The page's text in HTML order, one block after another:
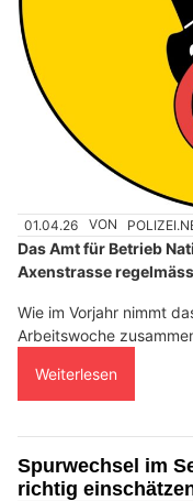
01.04.26 VON
Das Amt für Betrieb
Axenstrasse
Wie im Vorjahr nimmt
Arbeitswoche
Weiterlesen
Spurwechsel im
richtig